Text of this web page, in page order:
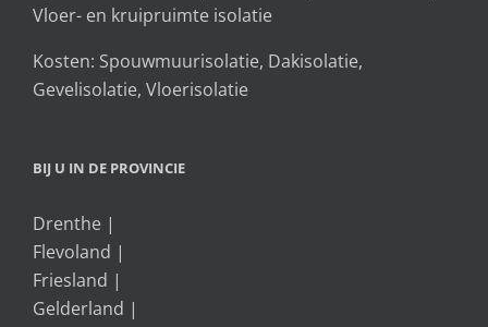
Vloer- en kruipruimte isolatie
Kosten: Spouwmuurisolatie, Dakisolatie,
Gevelisolatie, Vloerisolatie
BIJ U IN DE PROVINCIE
Drenthe |
Flevoland |
Friesland |
Gelderland |